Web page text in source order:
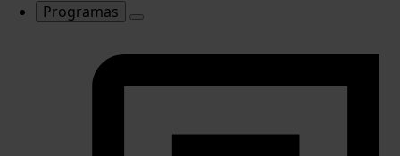
Programas